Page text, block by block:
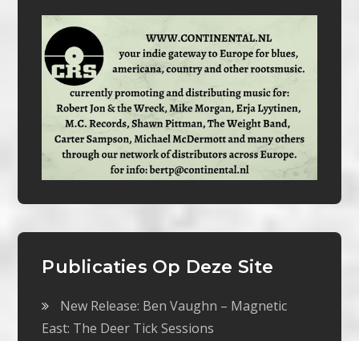
Publicaties Op Deze Site
New Release: Ben Vaughn – Magnetic
East: The Deer Tick Sessions